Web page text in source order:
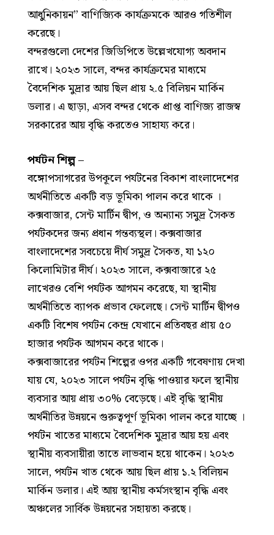
আধুনিকায়ন” বাণিজ্যিক কার্যক্রমকে আরও গতিশীল
করেছে।
বন্দরগুলো দেশের জিডিপিতে উল্লেখযোগ্য অবদান
রাখে। ২০২৩ সালে, বন্দর কার্যক্রমের মাধ্যমে
বৈদেশিক মুদ্রার আয় ছিল প্রায় ২.৫ বিলিয়ন মার্কিন
ডলার। এ ছাড়া, এসব বন্দর থেকে প্রাপ্ত বাণিজ্য রাজস্ব
সরকারের আয় বৃদ্ধি করতেও সাহায্য করে।
পর্যটন শিল্প–
বঙ্গোপসাগরের উপকূলে পর্যটনের বিকাশ বাংলাদেশের
অর্থনীতিতে একটি বড় ভূমিকা পালন করে থাকে ।
কক্সবাজার, সেন্ট মার্টিন দ্বীপ, ও অন্যান্য সমুদ্র সৈকত
পর্যটকদের জন্য প্রধান গন্তব্যস্থল। কক্সবাজার
বাংলাদেশের সবচেয়ে দীর্ঘ সমুদ্র সৈকত, যা ১২০
কিলোমিটার দীর্ঘ। ২০২৩ সালে, কক্সবাজারে ২৫
লাখেরও বেশি পর্যটক আগমন করেছে, যা স্থানীয়
অর্থনীতিতে ব্যাপক প্রভাব ফেলেছে। সেন্ট মার্টিন দ্বীপও
একটি বিশেষ পর্যটন কেন্দ্র যেখানে প্রতিবছর প্রায় ৫০
হাজার পর্যটক আগমন করে থাকে।
কক্সবাজারের পর্যটন শিল্পের ওপর একটি গবেষণায় দেখা
যায় যে, ২০২৩ সালে পর্যটন বৃদ্ধি পাওয়ার ফলে স্থানীয়
ব্যবসার আয় প্রায় ৩০% বেড়েছে। এই বৃদ্ধি স্থানীয়
অর্থনীতির উন্নয়নে গুরুত্বপূর্ণ ভূমিকা পালন করে যাচ্ছে ।
পর্যটন খাতের মাধ্যমে বৈদেশিক মুদ্রার আয় হয় এবং
স্থানীয় ব্যবসায়ীরা তাতে লাভবান হয়ে থাকেন। ২০২৩
সালে, পর্যটন খাত থেকে আয় ছিল প্রায় ১.২ বিলিয়ন
মার্কিন ডলার। এই আয় স্থানীয় কর্মসংস্থান বৃদ্ধি এবং
অঞ্চলের সার্বিক উন্নয়নের সহায়তা করছে।